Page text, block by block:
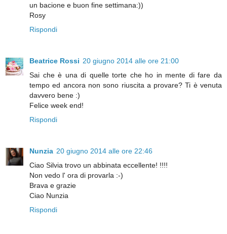
un bacione e buon fine settimana:))
Rosy
Rispondi
Beatrice Rossi 20 giugno 2014 alle ore 21:00
Sai che è una di quelle torte che ho in mente di fare da
tempo ed ancora non sono riuscita a provare? Ti è venuta
davvero bene :)
Felice week end!
Rispondi
Nunzia 20 giugno 2014 alle ore 22:46
Ciao Silvia trovo un abbinata eccellente! !!!!
Non vedo l' ora di provarla :-)
Brava e grazie
Ciao Nunzia
Rispondi